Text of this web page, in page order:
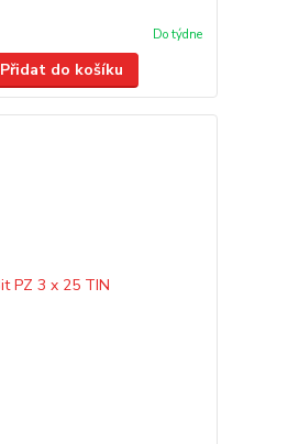
Do týdne
Přidat do košíku